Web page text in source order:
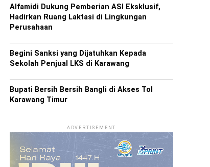
Alfamidi Dukung Pemberian ASI Eksklusif,
Hadirkan Ruang Laktasi di Lingkungan
Perusahaan
Begini Sanksi yang Dijatuhkan Kepada
Sekolah Penjual LKS di Karawang
Bupati Bersih Bersih Bangli di Akses Tol
Karawang Timur
ADVERTISEMENT